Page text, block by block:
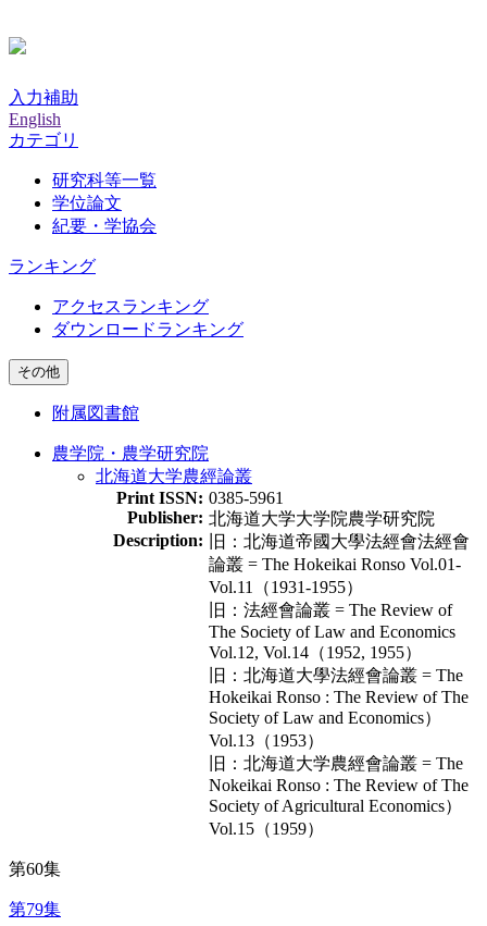
入力補助
English
カテゴリ
研究科等一覧
学位論文
紀要・学協会
ランキング
アクセスランキング
ダウンロードランキング
その他
附属図書館
農学院・農学研究院
北海道大学農經論叢
Print ISSN: 0385-5961
Publisher: 北海道大学大学院農学研究院
Description:
旧：北海道帝國大學法經會法經會
論叢 = The Hokeikai Ronso Vol.01-
Vol.11（1931-1955）
旧：法經會論叢 = The Review of
The Society of Law and Economics
Vol.12, Vol.14（1952, 1955）
旧：北海道大學法經會論叢 = The
Hokeikai Ronso : The Review of The
Society of Law and Economics）
Vol.13（1953）
旧：北海道大学農經會論叢 = The
Nokeikai Ronso : The Review of The
Society of Agricultural Economics）
Vol.15（1959）
第60集
第79集